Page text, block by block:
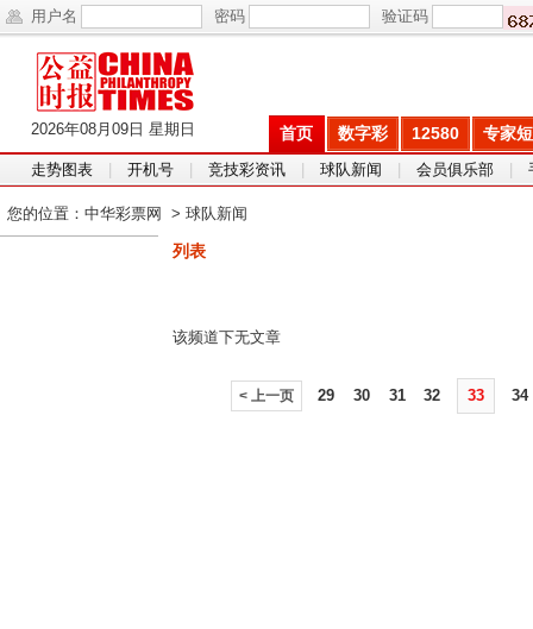
用户名 密码 验证码
2026年08月09日 星期日 首页 数字彩 12580 专家
走势图表 开机号 竞技彩资讯 球队新闻 会员俱乐部
您的位置：中华彩票网 >球队新闻
列表
该频道下无文章
< 上一页 29 30 31 32 33 34